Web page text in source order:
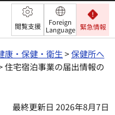
閲覧支援
Foreign
Language 緊急情報
康・保健・衛生 >保健所へ
住宅宿泊事業の届出情報の
最終更新日 2026年8月7日